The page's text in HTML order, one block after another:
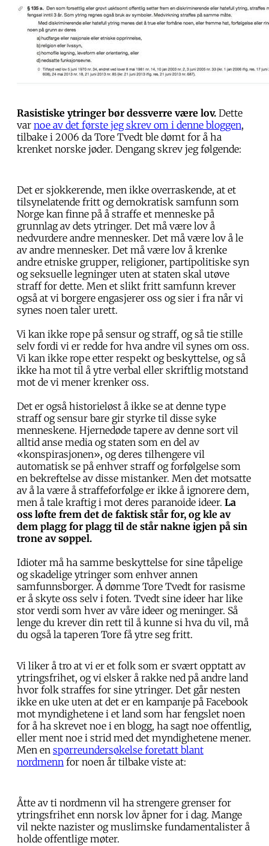
Rasistiske ytringer bør dessverre være lov. Dette
var noe av det første jeg skrev om i denne bloggen,
tilbake i 2006 da Tore Tvedt ble dømt for å ha
krenket norske jøder. Dengang skrev jeg følgende:
Det er sjokkerende, men ikke overraskende, at et
tilsynelatende fritt og demokratisk samfunn som
Norge kan finne på å straffe et menneske på
grunnlag av dets ytringer. Det må være lov å
nedvurdere andre mennesker. Det må være lov å le
av andre mennesker. Det må være lov å krenke
andre etniske grupper, religioner, partipolitiske syn
og seksuelle legninger uten at staten skal utøve
straff for dette. Men et slikt fritt samfunn krever
også at vi borgere engasjerer oss og sier i fra når vi
synes noen taler urett.
Vi kan ikke rope på sensur og straff, og så tie stille
selv fordi vi er redde for hva andre vil synes om oss.
Vi kan ikke rope etter respekt og beskyttelse, og så
ikke ha mot til å ytre verbal eller skriftlig motstand
mot de vi mener krenker oss.
Det er også historieløst å ikke se at denne type
straff og sensur bare gir styrke til disse syke
menneskene. Hjernedøde tapere av denne sort vil
alltid anse media og staten som en del av
«konspirasjonen», og deres tilhengere vil
automatisk se på enhver straff og forfølgelse som
en bekreftelse av disse mistanker. Men det motsatte
av å la være å straffeforfølge er ikke å ignorere dem,
men å tale kraftig i mot deres paranoide ideer. La
oss løfte frem det de faktisk står for, og kle av
dem plagg for plagg til de står nakne igjen på sin
trone av søppel.
Idioter må ha samme beskyttelse for sine tåpelige
og skadelige ytringer som enhver annen
samfunnsborger. Å dømme Tore Tvedt for rasisme
er å skyte oss selv i foten. Tvedt sine ideer har like
stor verdi som hver av våre ideer og meninger. Så
lenge du krever din rett til å kunne si hva du vil, må
du også la taperen Tore få ytre seg fritt.
Vi liker å tro at vi er et folk som er svært opptatt av
ytringsfrihet, og vi elsker å rakke ned på andre land
hvor folk straffes for sine ytringer. Det går nesten
ikke en uke uten at det er en kampanje på Facebook
mot myndighetene i et land som har fengslet noen
for å ha skrevet noe i en blogg, ha sagt noe offentlig,
eller ment noe i strid med det myndighetene mener.
Men en spørreundersøkelse foretatt blant
nordmenn for noen år tilbake viste at:
Åtte av ti nordmenn vil ha strengere grenser for
ytringsfrihet enn norsk lov åpner for i dag. Mange
vil nekte nazister og muslimske fundamentalister å
holde offentlige møter.